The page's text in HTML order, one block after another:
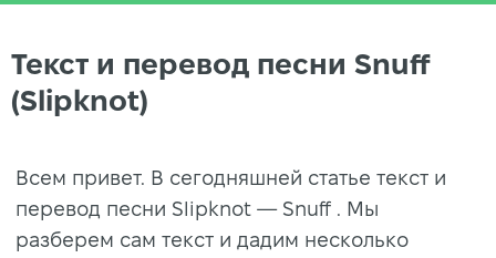
Текст и перевод песни Snuff
(Slipknot)
Всем привет. В сегодняшней статье текст и
перевод песни Slipknot — Snuff . Мы
разберем сам текст и дадим несколько